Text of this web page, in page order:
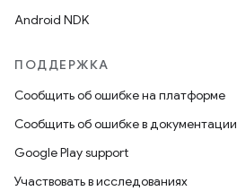
Android NDK
ПОДДЕРЖКА
Сообщить об ошибке на платформе
Сообщить об ошибке в документации
Google Play support
Участвовать в исследованиях